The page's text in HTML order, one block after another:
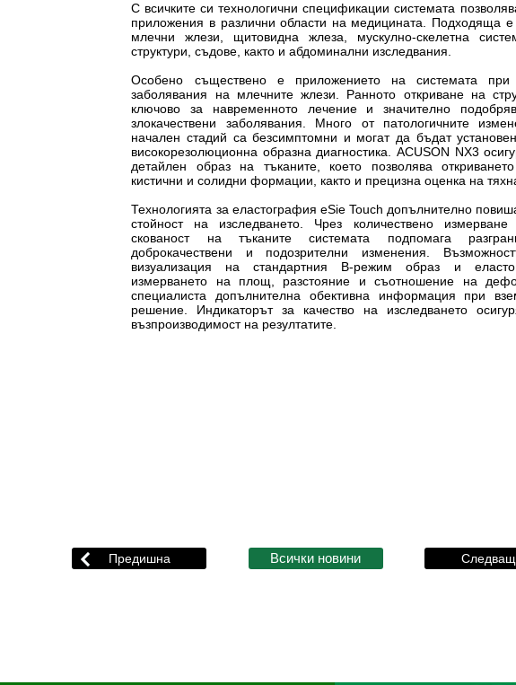
С всичките си технологични спецификации системата
приложения в различни области на медицината. Подходяща е
млечни жлези, щитовидна жлеза, мускулно-скелетна
структури, съдове, както и абдоминални изследвания.
Особено съществено е приложението на системата при
заболявания на млечните жлези. Ранното откриване на
ключово за навременното лечение и значително
злокачествени заболявания. Много от патологичните
начален стадий са безсимптомни и могат да бъдат
високорезолюционна образна диагностика. ACUSON NX3
детайлен образ на тъканите, което позволява
кистични и солидни формации, както и прецизна оценка на
Технологията за еластография eSie Touch допълнително
стойност на изследването. Чрез количествено измерване
скованост на тъканите системата подпомага
доброкачествени и подозрителни изменения.
визуализация на стандартния В-режим образ и
измерването на площ, разстояние и съотношение на
специалиста допълнителна обективна информация при
решение. Индикаторът за качество на изследването
възпроизводимост на резултатите.